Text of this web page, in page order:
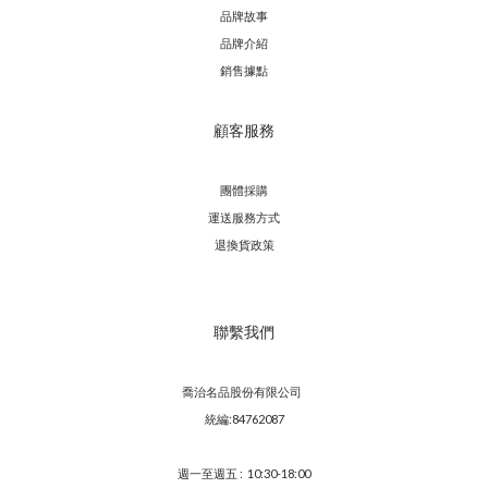
品牌故事
品牌介紹
銷售據點
顧客服務
團體採購
運送服務方式
退換貨政策
聯繫我們
喬治名品股份有限公司
統編:84762087
週一至週五 : 10:30-18:00